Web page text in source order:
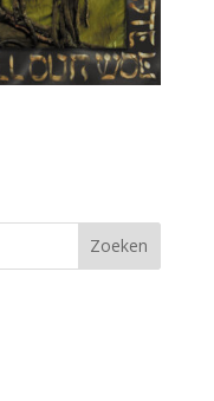
Zoeken